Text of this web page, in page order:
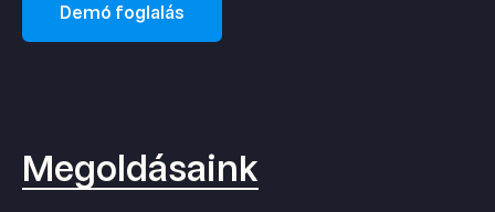
Demó foglalás
Megoldásaink